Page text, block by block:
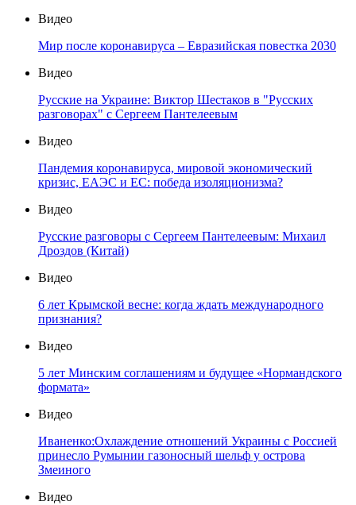
Видео
Мир после коронавируса – Евразийская повестка 2030
Видео
Русские на Украине: Виктор Шестаков в "Русских
разговорах" с Сергеем Пантелеевым
Видео
Пандемия коронавируса, мировой экономический
кризис, ЕАЭС и ЕС: победа изоляционизма?
Видео
Русские разговоры с Сергеем Пантелеевым: Михаил
Дроздов (Китай)
Видео
6 лет Крымской весне: когда ждать международного
признания?
Видео
5 лет Минским соглашениям и будущее «Нормандского
формата»
Видео
Иваненко:Охлаждение отношений Украины с Россией
принесло Румынии газоносный шельф у острова
Змеиного
Видео